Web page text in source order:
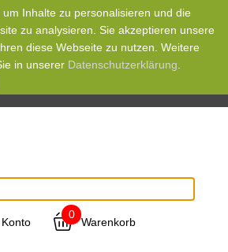
Inhalte zu personalisieren und die
zu analysieren. Sie akzeptieren unsere
diese Webseite zu nutzen. Weitere
in unserer Datenschutzerklärung
0
Warenkorb